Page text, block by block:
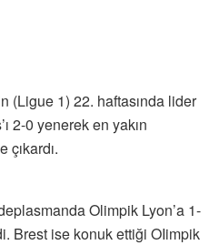
(Ligue 1) 22. haftasında lider
2-0 yenerek en yakın
çıkardı.
Olimpik Lyon’a 1-
Brest ise konuk ettiği OIimpik